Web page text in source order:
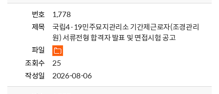
번호
1,778
제목
국립4·19민주묘지관리소 기간제근로자(조경관리
원) 서류전형 합격자 발표 및 면접시험 공고
파일
조회수
25
작성일
2026-08-06